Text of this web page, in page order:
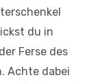
du in
Ferse des
Achte dabei